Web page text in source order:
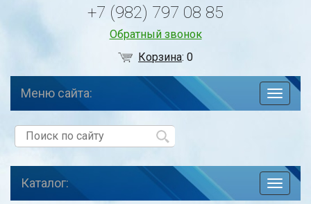
+7 (982) 797 08 85
Обратный звонок
Корзина:0
по
Меню сайта:
toggle
Каталог: